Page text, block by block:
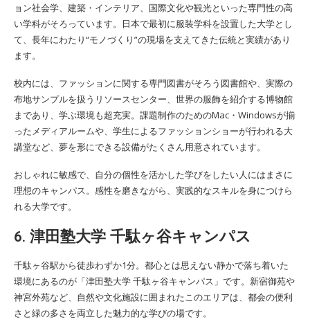
ョン社会学、建築・インテリア、国際文化や観光といった専門性の高
い学科がそろっています。日本で最初に服装学科を設置した大学とし
て、長年にわたり“モノづくり”の現場を支えてきた伝統と実績があり
ます。
校内には、ファッションに関する専門図書がそろう図書館や、実際の
布地サンプルを扱うリソースセンター、世界の服飾を紹介する博物館
まであり、学ぶ環境も超充実。課題制作のためのMac・Windowsが揃
ったメディアルームや、学生によるファッションショーが行われる大
講堂など、夢を形にできる設備がたくさん用意されています。
おしゃれに敏感で、自分の個性を活かした学びをしたい人にはまさに
理想のキャンパス。感性を磨きながら、実践的なスキルを身につけら
れる大学です。
6. 津田塾大学 千駄ヶ谷キャンパス
千駄ヶ谷駅から徒歩わずか1分。都心とは思えない静かで落ち着いた
環境にあるのが「津田塾大学 千駄ヶ谷キャンパス」です。新宿御苑や
神宮外苑など、自然や文化施設に囲まれたこのエリアは、都会の便利
さと緑の多さを両立した魅力的な学びの場です。